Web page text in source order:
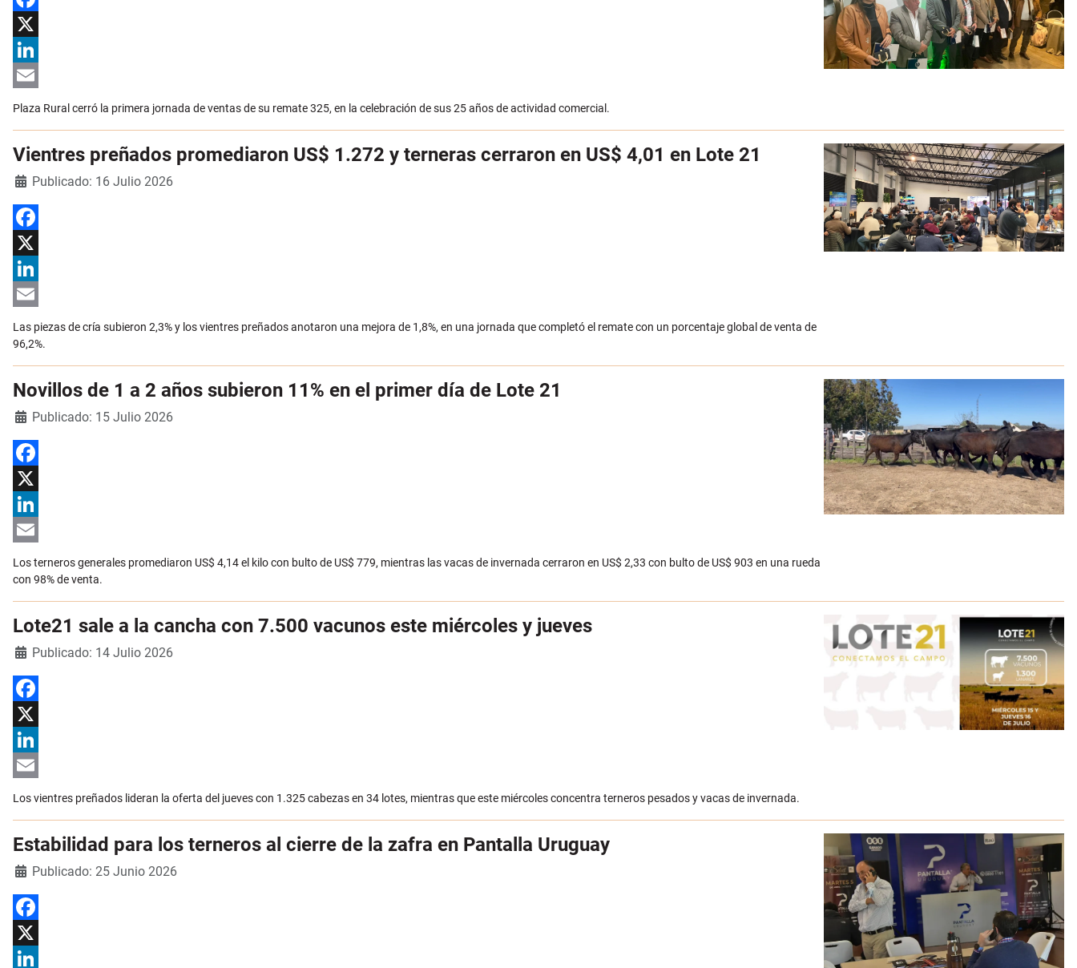
Facebook
X
LinkedIn
Email
Plaza Rural cerró la primera jornada de ventas de su remate 325, en la celebración de sus 25 años de actividad comercial.
Vientres preñados promediaron US$ 1.272 y terneras cerraron en US$ 4,01 en Lote 21
DetallesPublicado: 16 Julio 2026
Facebook
X
LinkedIn
Las piezas de cría subieron 2,3% y los vientres preñados anotaron una mejora de 1,8%, en una jornada que completó el remate con un porcentaje global de venta de
96,2%.
Novillos de 1 a 2 años subieron 11% en el primer día de Lote 21
DetallesPublicado: 15 Julio 2026
Facebook
X
LinkedIn
Los terneros generales promediaron US$ 4,14 el kilo con bulto de US$ 779, mientras las vacas de invernada cerraron en US$ 2,33 con bulto de US$ 903 en una rueda
con 98% de venta.
Lote21 sale a la cancha con 7.500 vacunos este miércoles y jueves
DetallesPublicado: 14 Julio 2026
Facebook
X
LinkedIn
Los vientres preñados lideran la oferta del jueves con 1.325 cabezas en 34 lotes, mientras que este miércoles concentra terneros pesados y vacas de invernada.
Estabilidad para los terneros al cierre de la zafra en Pantalla Uruguay
DetallesPublicado: 25 Junio 2026
Facebook
X